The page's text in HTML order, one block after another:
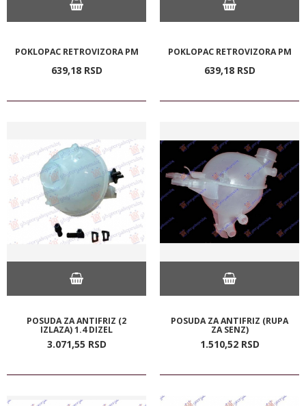
POKLOPAC RETROVIZORA PM
639,18 RSD
POKLOPAC RETROVIZORA PM
639,18 RSD
POSUDA ZA ANTIFRIZ (2
IZLAZA) 1.4 DIZEL
3.071,55 RSD
POSUDA ZA ANTIFRIZ (RUPA
ZA SENZ)
1.510,52 RSD